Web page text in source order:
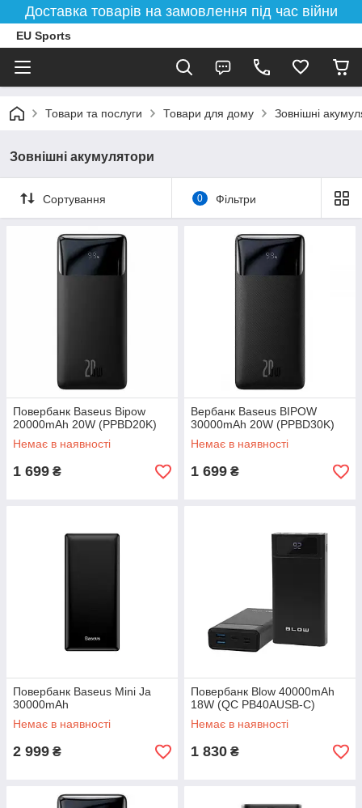
Доставка товарів на замовлення під час війни
EU Sports
Товари та послуги Товари для дому Зовнішні
Зовнішні акумулятори
Сортування 0 Фільтри
Повербанк Baseus Bipow
20000mAh 20W (PPBD20K)
Немає в наявності
1 699 ₴
Вербанк Baseus BIPOW
30000mAh 20W (PPBD30K)
Немає в наявності
1 699 ₴
Повербанк Baseus Mini Ja
30000mAh
Немає в наявності
2 999 ₴
Повербанк Blow 40000mAh
18W (QC PB40AUSB-C)
Немає в наявності
1 830 ₴